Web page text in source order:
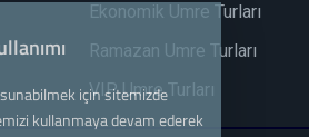
Ekonomik Umre Turları
Ramazan Umre Turları
VIP Umre Turları
için sitemizde
kullanmaya devam ederek